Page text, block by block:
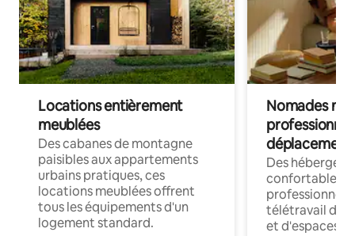
Locations entièrement
meublées
Des cabanes de montagne
paisibles aux appartements
urbains pratiques, ces
locations meublées offrent
tous les équipements d'un
logement standard.
Nomades
déplacement
Des
confortables
professionnels
télétravail
et d'espaces